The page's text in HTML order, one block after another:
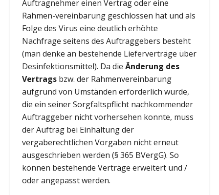
Auftragnehmer einen Vertrag oder eine
Rahmen-vereinbarung geschlossen hat und als
Folge des Virus eine deutlich erhöhte
Nachfrage seitens des Auftraggebers besteht
(man denke an bestehende Lieferverträge über
Desinfektionsmittel). Da die Änderung des
Vertragsbzw. der Rahmenvereinbarung
aufgrund von Umständen erforderlich wurde,
die ein seiner Sorgfaltspflicht nachkommender
Auftraggeber nicht vorhersehen konnte, muss
der Auftrag bei Einhaltung der
vergaberechtlichen Vorgaben nicht erneut
ausgeschrieben werden (§ 365 BVergG). So
können bestehende Verträge erweitert und /
oder angepasst werden.